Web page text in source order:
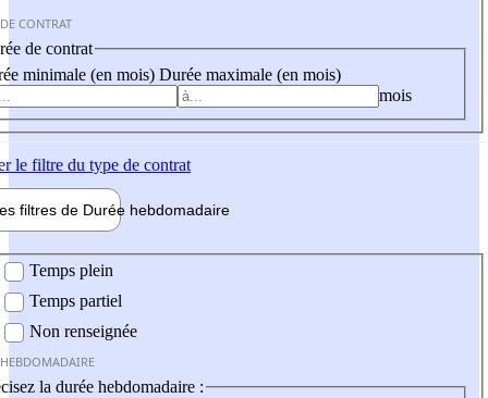
CONTRAT
de contrat
minimale (en mois) Durée maximale (en mois)
mois
le filtre du type de contrat
filtres de Durée hebdomadaire
Temps plein
Temps partiel
Non renseignée
la durée hebdomadaire :